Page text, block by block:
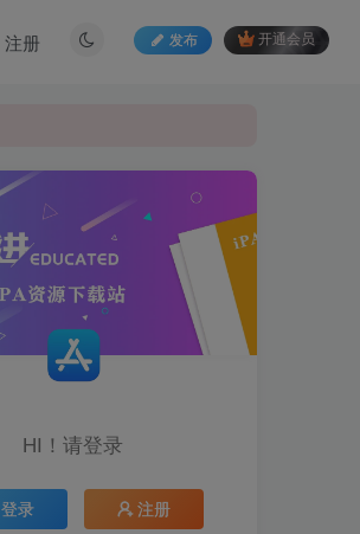
发布 开通会员
注册
HI！请登录
登录 注册